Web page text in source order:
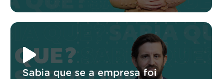
Sabia que se a empresa foi